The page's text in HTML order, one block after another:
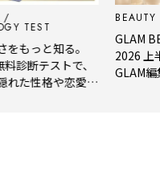
と知る。
テストで、
性格や恋愛タ
BEAUTY
GLAM
2026 上半期
GLAM編集部
年上半期の新